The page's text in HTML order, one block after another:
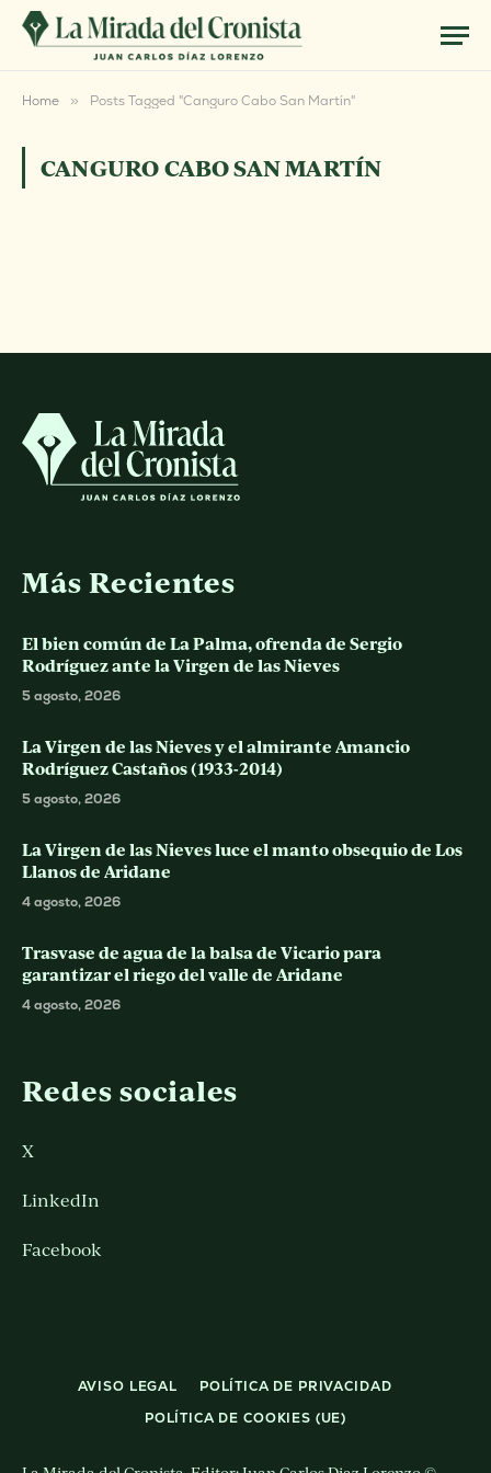
Home » Posts Tagged "Canguro Cabo San Martín"
CANGURO CABO SAN MARTÍN
Más Recientes
El bien común de La Palma, ofrenda de Sergio
Rodríguez ante la Virgen de las Nieves
5 agosto, 2026
La Virgen de las Nieves y el almirante Amancio
Rodríguez Castaños (1933-2014)
5 agosto, 2026
La Virgen de las Nieves luce el manto obsequio de Los
Llanos de Aridane
4 agosto, 2026
Trasvase de agua de la balsa de Vicario para
garantizar el riego del valle de Aridane
4 agosto, 2026
Redes sociales
X
LinkedIn
Facebook
AVISO LEGAL
POLÍTICA DE PRIVACIDAD
POLÍTICA DE COOKIES (UE)